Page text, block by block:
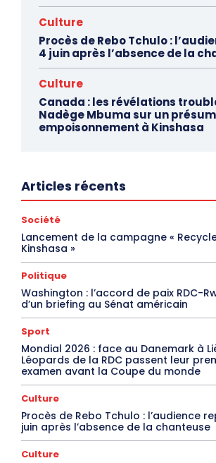
Culture
Procès de Rebo Tchulo :
4 juin après l’absence de la
Culture
Canada : les révélations
Nadège Mbuma sur un
empoisonnement à Kinshasa
Articles récents
Société
Lancement de la campagne «
Kinshasa »
Politique
Washington : l’accord de paix RDC-
d’un briefing au Sénat américain
Sport
Mondial 2026 : face au Danemark à
Léopards de la RDC passent leur
examen avant la Coupe du monde
Culture
Procès de Rebo Tchulo : l’audience
juin après l’absence de la chanteuse
Culture